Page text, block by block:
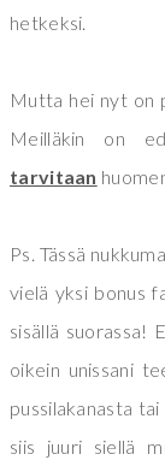
hetkeksi.
Mutta hei nyt on
Meilläkin on
tarvitaan
Ps. Tässä
vielä yksi bonus
sisällä suorassa!
oikein unissani
pussilakanasta
siis juuri siellä